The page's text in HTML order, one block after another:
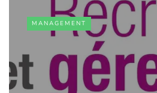
MANAGEMENT